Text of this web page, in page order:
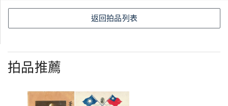
返回拍品列表
拍品推薦